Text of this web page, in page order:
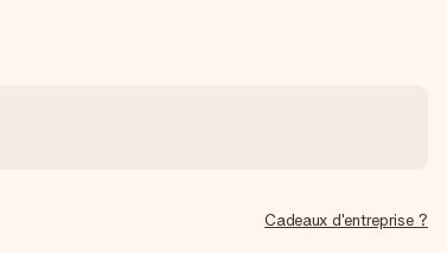
Cadeaux d'entreprise ?